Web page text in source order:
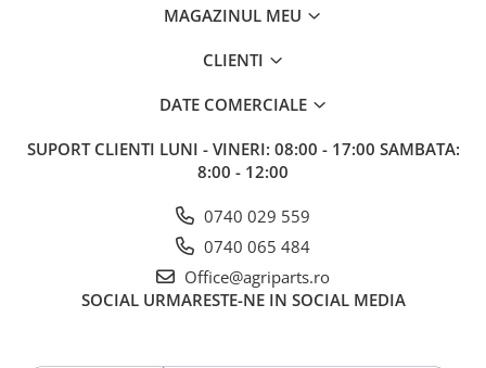
MAGAZINUL MEU
CLIENTI
DATE COMERCIALE
SUPORT CLIENTI LUNI - VINERI: 08:00 - 17:00 SAMBATA:
8:00 - 12:00
0740 029 559
0740 065 484
Office@agriparts.ro
SOCIAL URMARESTE-NE IN SOCIAL MEDIA